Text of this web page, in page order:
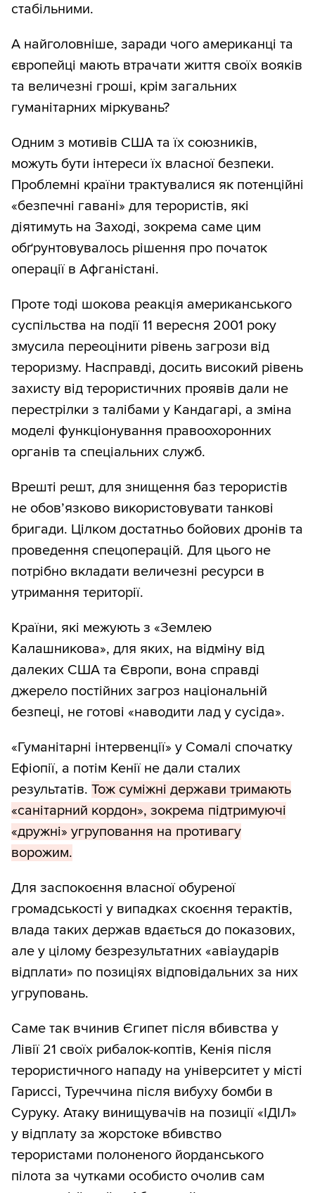
стабільними.
А найголовніше, заради чого американці та
європейці мають втрачати життя своїх вояків
та величезні гроші, крім загальних
гуманітарних міркувань?
Одним з мотивів США та їх союзників,
можуть бути інтереси їх власної безпеки.
Проблемні країни трактувалися як потенційні
«безпечні гавані» для терористів, які
діятимуть на Заході, зокрема саме цим
обґрунтовувалось рішення про початок
операції в Афганістані.
Проте тоді шокова реакція американського
суспільства на події 11 вересня 2001 року
змусила переоцінити рівень загрози від
тероризму. Насправді, досить високий рівень
захисту від терористичних проявів дали не
перестрілки з талібами у Кандагарі, а зміна
моделі функціонування правоохоронних
органів та спеціальних служб.
Врешті решт, для знищення баз терористів
не обов’язково використовувати танкові
бригади. Цілком достатньо бойових дронів та
проведення спецоперацій. Для цього не
потрібно вкладати величезні ресурси в
утримання території.
Країни, які межують з «Землею
Калашникова», для яких, на відміну від
далеких США та Європи, вона справді
джерело постійних загроз національній
безпеці, не готові «наводити лад у сусіда».
«Гуманітарні інтервенції» у Сомалі спочатку
Ефіопії, а потім Кенії не дали сталих
результатів. Тож суміжні держави тримають
«санітарний кордон», зокрема підтримуючі
«дружні» угруповання на противагу
ворожим.
Для заспокоєння власної обуреної
громадськості у випадках скоєння терактів,
влада таких держав вдається до показових,
але у цілому безрезультатних «авіаударів
відплати» по позиціях відповідальних за них
угруповань.
Саме так вчинив Єгипет після вбивства у
Лівії 21 своїх рибалок-коптів, Кенія після
терористичного нападу на університет у місті
Гариссі, Туреччина після вибуху бомби в
Суруку. Атаку винищувачів на позиції «ІДІЛ»
у відплату за жорстоке вбивство
терористами полоненого йорданського
пілота за чутками особисто очолив сам